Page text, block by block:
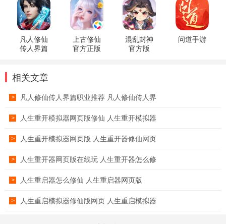
凡人修仙
传人界篇
上古修仙
官方正版
混乱封神
官方版
问道手游
相关文章
> 凡人修仙传人界篇职业推荐 凡人修仙传人界
> 人生重开模拟器网页版修仙 人生重开模拟器
> 人生重开模拟器网页版 人生重开器修仙网页
> 人生重开器网页版在线玩 人生重开器怎么修
> 人生重启器怎么修仙 人生重启器网页版
> 人生重启模拟器修仙版网页 人生重启模拟器